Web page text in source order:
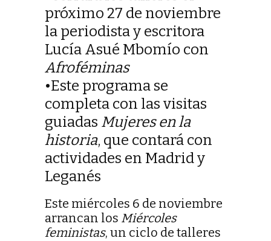
próximo 27 de noviembre
la periodista y escritora
Lucía Asué Mbomío con
Afroféminas
•Este programa se
completa con las visitas
guiadas Mujeres en la
historia, que contará con
actividades en Madrid y
Leganés
Este miércoles 6 de noviembre
arrancan los Miércoles
feministas, un ciclo de talleres